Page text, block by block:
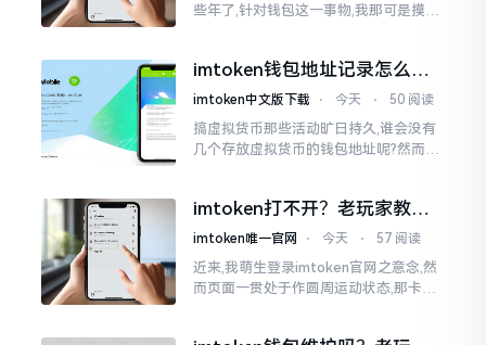
些年了,针对钱包这一事物,我那可是摸得
一块儿
imtoken钱包地址记录怎么
删？手把手教你清干净
imtoken中文版下载 ⋅ 今天 ⋅ 50 阅读
搞虚拟货币那些活动旷日持久,谁会没有
几个存放虚拟货币的钱包地址呢?然而某
钱包
imtoken打不开？老玩家教你
几招
imtoken唯一官网 ⋅ 今天 ⋅ 57 阅读
近来,我萌生登录imtoken官网之意念,然
而页面一贯处于作圆周运动状态,那卡顿